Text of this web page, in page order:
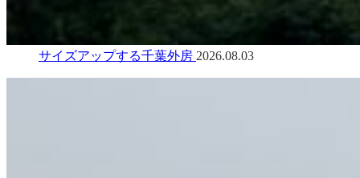
サイズアップする千葉外房 2026.08.03